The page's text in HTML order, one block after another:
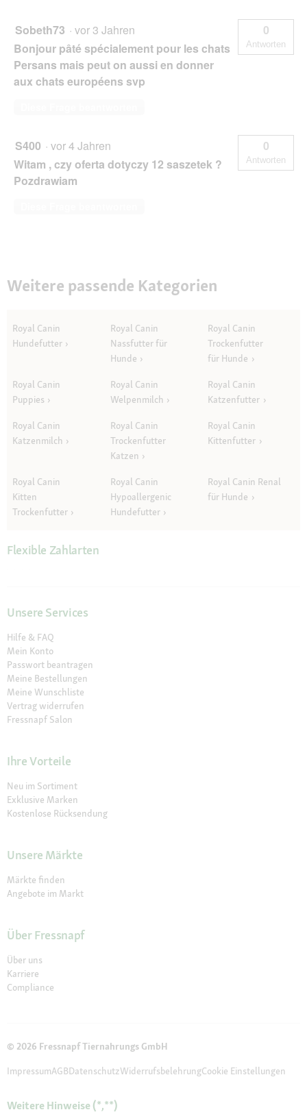
Sobeth73 · vor 3 Jahren
Bonjour pâté spécialement pour les chats
Persans mais peut on aussi en donner
aux chats européens svp
0
Antworten
S400 · vor 4 Jahren
Witam , czy oferta dotyczy 12 saszetek ?
Pozdrawiam
0
Antworten
Weitere passende Kategorien
Royal Canin
Hundefutter
Royal Canin
Nassfutter für
Hunde
Royal Canin
Trockenfutter
für Hunde
Royal Canin
Puppies
Royal Canin
Welpenmilch
Royal Canin
Katzenfutter
Royal Canin
Katzenmilch
Royal Canin
Trockenfutter
Katzen
Royal Canin
Kittenfutter
Royal Canin
Kitten
Trockenfutter
Royal Canin
Hypoallergenic
Hundefutter
Royal Canin Renal
für Hunde
Flexible Zahlarten
Unsere Services
Hilfe & FAQ
Mein Konto
Passwort beantragen
Meine Bestellungen
Meine Wunschliste
Vertrag widerrufen
Fressnapf Salon
Ihre Vorteile
Neu im Sortiment
Exklusive Marken
Kostenlose Rücksendung
Unsere Märkte
Märkte finden
Angebote im Markt
Über Fressnapf
Über uns
Karriere
Compliance
© 2026 Fressnapf Tiernahrungs GmbH
ImpressumAGBDatenschutzWiderrufsbelehrungCookie Einstellungen
Weitere Hinweise (*,**)